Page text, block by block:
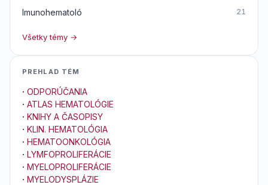
Imunohematoló 21
Všetky témy →
PREHLAD TÉM
· ODPORÚČANIA
· ATLAS HEMATOLÓGIE
· KNIHY A ČASOPISY
· KLIN. HEMATOLÓGIA
· HEMATOONKOLÓGIA
· LYMFOPROLIFERÁCIE
· MYELOPROLIFERÁCIE
· MYELODYSPLÁZIE